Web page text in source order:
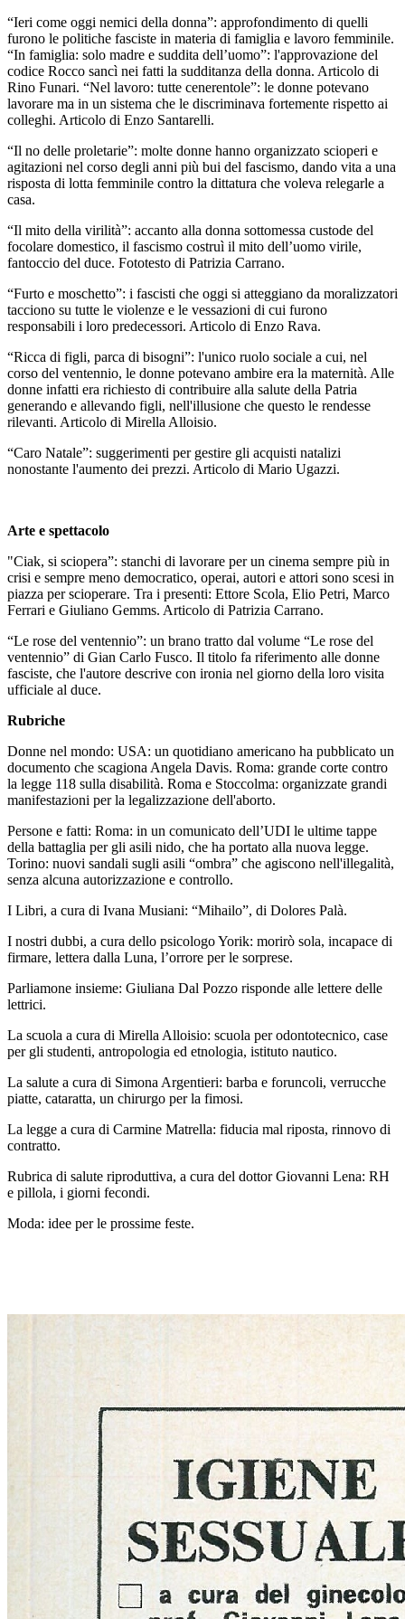
“Ieri come oggi nemici della donna”: approfondimento di quelli
furono le politiche fasciste in materia di famiglia e lavoro femminile.
“In famiglia: solo madre e suddita dell’uomo”: l'approvazione del
codice Rocco sancì nei fatti la sudditanza della donna. Articolo di
Rino Funari. “Nel lavoro: tutte cenerentole”: le donne potevano
lavorare ma in un sistema che le discriminava fortemente rispetto ai
colleghi. Articolo di Enzo Santarelli.
“Il no delle proletarie”: molte donne hanno organizzato scioperi e
agitazioni nel corso degli anni più bui del fascismo, dando vita a una
risposta di lotta femminile contro la dittatura che voleva relegarle a
casa.
“Il mito della virilità”: accanto alla donna sottomessa custode del
focolare domestico, il fascismo costruì il mito dell’uomo virile,
fantoccio del duce. Fototesto di Patrizia Carrano.
“Furto e moschetto”: i fascisti che oggi si atteggiano da moralizzatori
tacciono su tutte le violenze e le vessazioni di cui furono
responsabili i loro predecessori. Articolo di Enzo Rava.
“Ricca di figli, parca di bisogni”: l'unico ruolo sociale a cui, nel
corso del ventennio, le donne potevano ambire era la maternità. Alle
donne infatti era richiesto di contribuire alla salute della Patria
generando e allevando figli, nell'illusione che questo le rendesse
rilevanti. Articolo di Mirella Alloisio.
“Caro Natale”: suggerimenti per gestire gli acquisti natalizi
nonostante l'aumento dei prezzi. Articolo di Mario Ugazzi.
Arte e spettacolo
"Ciak, si sciopera”: stanchi di lavorare per un cinema sempre più in
crisi e sempre meno democratico, operai, autori e attori sono scesi in
piazza per scioperare. Tra i presenti: Ettore Scola, Elio Petri, Marco
Ferrari e Giuliano Gemms. Articolo di Patrizia Carrano.
“Le rose del ventennio”: un brano tratto dal volume “Le rose del
ventennio” di Gian Carlo Fusco. Il titolo fa riferimento alle donne
fasciste, che l'autore descrive con ironia nel giorno della loro visita
ufficiale al duce.
Rubriche
Donne nel mondo: USA: un quotidiano americano ha pubblicato un
documento che scagiona Angela Davis. Roma: grande corte contro
la legge 118 sulla disabilità. Roma e Stoccolma: organizzate grandi
manifestazioni per la legalizzazione dell'aborto.
Persone e fatti: Roma: in un comunicato dell’UDI le ultime tappe
della battaglia per gli asili nido, che ha portato alla nuova legge.
Torino: nuovi sandali sugli asili “ombra” che agiscono nell'illegalità,
senza alcuna autorizzazione e controllo.
I Libri, a cura di Ivana Musiani: “Mihailo”, di Dolores Palà.
I nostri dubbi, a cura dello psicologo Yorik: morirò sola, incapace di
firmare, lettera dalla Luna, l’orrore per le sorprese.
Parliamone insieme: Giuliana Dal Pozzo risponde alle lettere delle
lettrici.
La scuola a cura di Mirella Alloisio: scuola per odontotecnico, case
per gli studenti, antropologia ed etnologia, istituto nautico.
La salute a cura di Simona Argentieri: barba e foruncoli, verrucche
piatte, cataratta, un chirurgo per la fimosi.
La legge a cura di Carmine Matrella: fiducia mal riposta, rinnovo di
contratto.
Rubrica di salute riproduttiva, a cura del dottor Giovanni Lena: RH
e pillola, i giorni fecondi.
Moda: idee per le prossime feste.